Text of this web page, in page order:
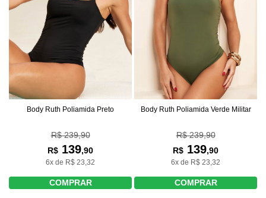
Body Ruth Poliamida Preto
R$ 239,90
R$ 139,90
6x de R$ 23,32
COMPRAR
Body Ruth Poliamida Verde Militar
R$ 239,90
R$ 139,90
6x de R$ 23,32
COMPRAR